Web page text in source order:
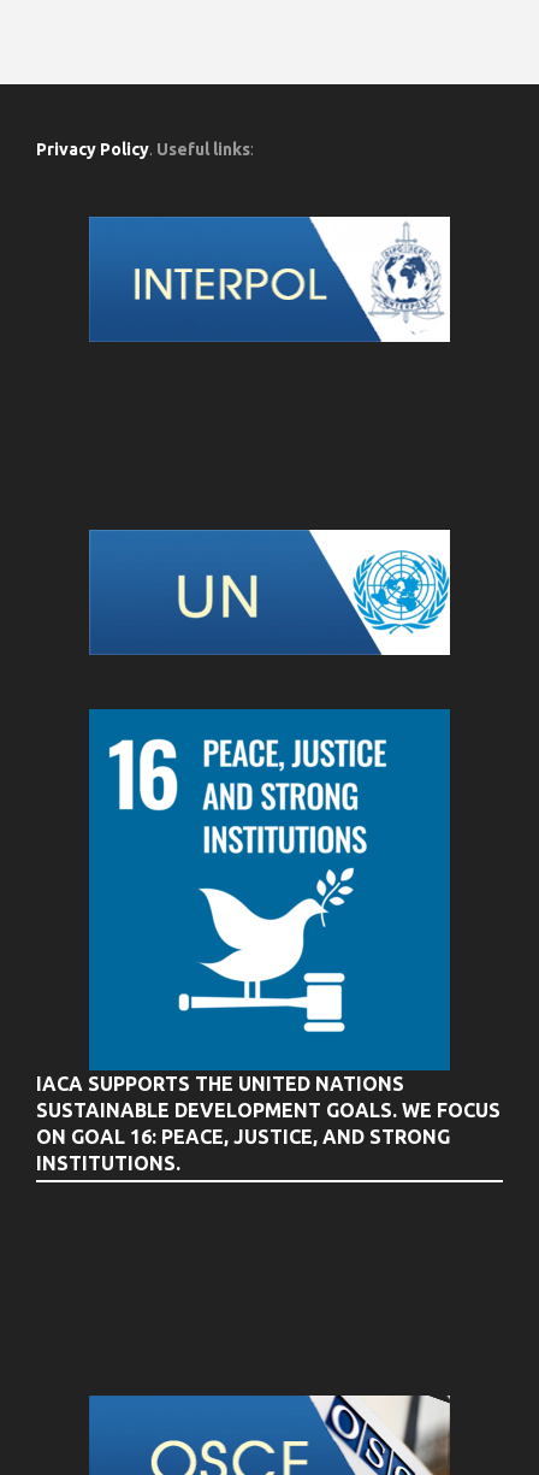
Privacy Policy. Useful links:
IACA SUPPORTS THE UNITED NATIONS
SUSTAINABLE DEVELOPMENT GOALS. WE FOCUS
ON GOAL 16: PEACE, JUSTICE, AND STRONG
INSTITUTIONS.